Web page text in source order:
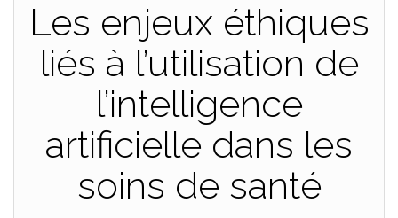
Les enjeux éthiques
liés à l’utilisation de
l’intelligence
artificielle dans les
soins de santé